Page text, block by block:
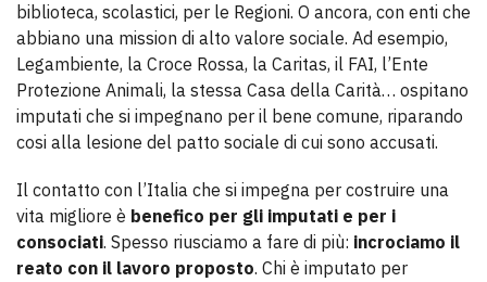
biblioteca, scolastici, per le Regioni. O ancora, con enti che
abbiano una mission di alto valore sociale. Ad esempio,
Legambiente, la Croce Rossa, la Caritas, il FAI, l’Ente
Protezione Animali, la stessa Casa della Carità… ospitano
imputati che si impegnano per il bene comune, riparando
cosi alla lesione del patto sociale di cui sono accusati.
Il contatto con l’Italia che si impegna per costruire una
vita migliore è benefico per gli imputati e per i
consociati. Spesso riusciamo a fare di più: incrociamo il
reato con il lavoro proposto. Chi è imputato per